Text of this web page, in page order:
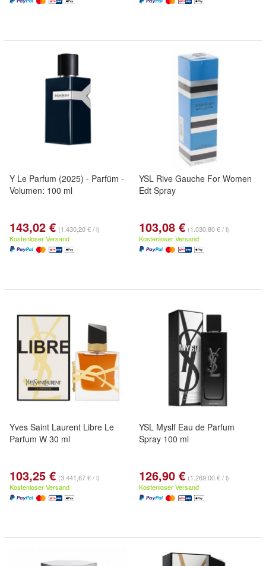
Y Le Parfum (2025) - Parfüm -
Volumen: 100 ml
143,02 € (1.430,20 € / l)
Kostenloser Versand
YSL Rive Gauche For Women
Edt Spray
103,08 € (1.030,80 € / l)
Kostenloser Versand
Yves Saint Laurent Libre Le
Parfum W 30 ml
103,25 € (3.441,67 € / l)
Kostenloser Versand
YSL Myslf Eau de Parfum
Spray 100 ml
126,90 € (1.269,00 € / l)
Kostenloser Versand